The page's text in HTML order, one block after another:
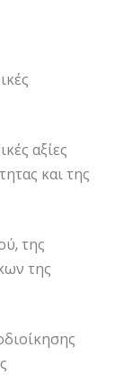
αξίες
και της
της
της